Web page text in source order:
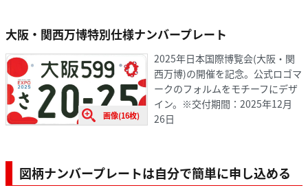
大阪・関西万博特別仕様ナンバープレート
画像(16枚)
2025年日本国際博覧会(大阪・関
西万博)の開催を記念。公式ロゴマ
ークのフォルムをモチーフにデザ
イン。※交付期間：2025年12月
26日
図柄ナンバープレートは自分で簡単に申し込める